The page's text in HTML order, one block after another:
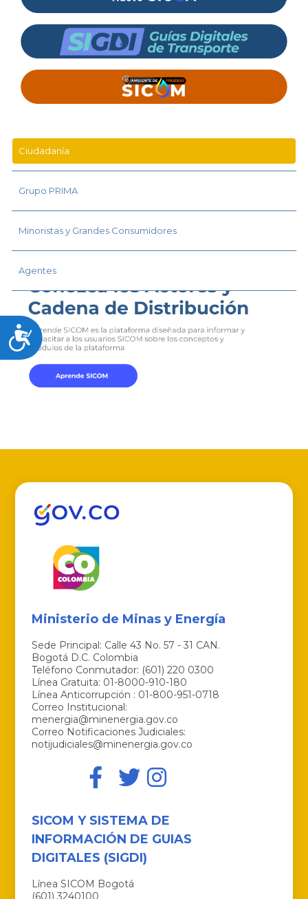
Accesibilidad
Ciudadanía
Grupo PRIMA
Minoristas y Grandes Consumidores
Agentes
Ministerio de Minas y Energía
Sede Principal: Calle 43 No. 57 - 31 CAN.
Bogotá D.C. Colombia
Teléfono Conmutador: (601) 220 0300
Línea Gratuita: 01-8000-910-180
Línea Anticorrupción : 01-800-951-0718
Correo Institucional:
menergia@minenergia.gov.co
Correo Notificaciones Judiciales:
notijudiciales@minenergia.gov.co
SICOM Y SISTEMA DE
INFORMACIÓN DE GUIAS
DIGITALES (SIGDI)
Línea SICOM Bogotá
(601) 3240100